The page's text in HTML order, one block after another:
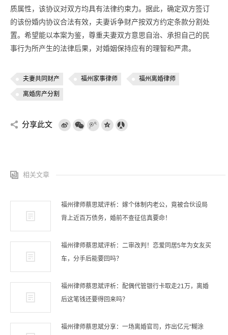
质属性，该协议对双方均具有法律约束力。据此，确定双方签订
的该份婚内协议合法有效，夫妻诉争财产按双方约定条款分割处
置。希望能以本案为鉴，尊重夫妻双方意思自治、承担自己的民
事行为所产生的法律后果，对婚姻保持应有的理智和严肃。
夫妻共同财产 福州家事律师 福州离婚律师
离婚房产分割
分享此文
相关文章
福州律师蔡思斌评析：嫁个体制内老公，竟被合伙设局
背上近百万债务，婚前不查征信真要命！
福州律师蔡思斌评析：二审改判！恋爱同居5年为女友买
车，分手后能要回吗？
福州律师蔡思斌评析：配偶代管银行卡取走21万，离婚
后这笔钱还要得回来吗？
福州律师蔡思斌分享：一场离婚官司，炸出亿元“糊涂